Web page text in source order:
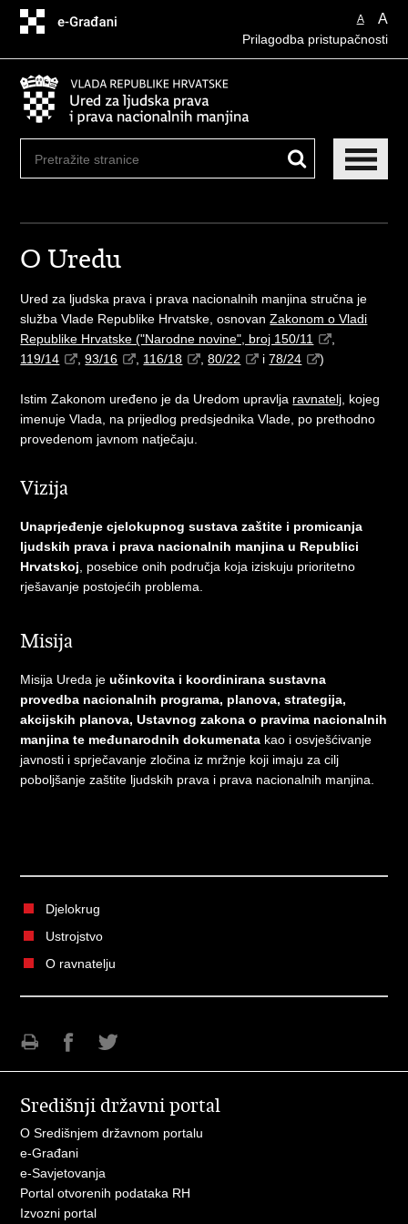
sadržaj
A A
Prilagodba pristupačnosti
O Uredu
Ured za ljudska prava i prava nacionalnih manjina stručna je
služba Vlade Republike Hrvatske, osnovanZakonom o Vladi
Republike Hrvatske ("Narodne novine", broj 150/11
119/14
,93/16 116/18 ,80/22 i78/24 )
Istim Zakonom uređeno je da Uredom upravlja ravnatelj , kojeg
imenuje Vlada, na prijedlog predsjednika Vlade, po prethodno
provedenom javnom natječaju.
Vizija
Unaprjeđenje cjelokupnog sustava zaštite i promicanja
ljudskih prava i prava nacionalnih manjina u Republici
Hrvatskoj , posebice onih područja koja iziskuju prioritetno
rješavanje postojećih problema.
Misija
Misija Ureda jeučinkovita i koordinirana sustavna
provedba nacionalnih programa, planova, strategija,
akcijskih planova, Ustavnog zakona o pravima nacionalnih
manjina te međunarodnih dokumenata kao i osvješćivanje
javnosti i sprječavanje zločina iz mržnje koji imaju za cilj
poboljšanje zaštite ljudskih prava i prava nacionalnih manjina.
Djelokrug
Ustrojstvo
O ravnatelju
FacebookuTwitteru
Središnji državni portal
O Središnjem državnom portalu
e-Građani
e-Savjetovanja
Portal otvorenih podataka RH
Izvozni portal